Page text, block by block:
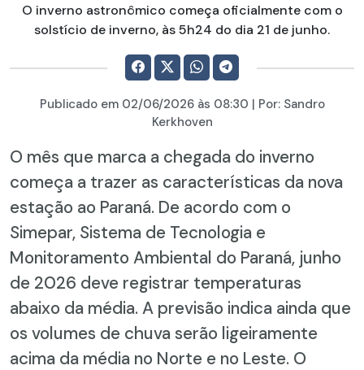
O inverno astronômico começa oficialmente com o
solstício de inverno, às 5h24 do dia 21 de junho.
Publicado em 02/06/2026às 08:30 | Por: Sandro
Kerkhoven
O mês que marca a chegada do inverno
começa a trazer as características da nova
estação ao Paraná. De acordo com o
Simepar, Sistema de Tecnologia e
Monitoramento Ambiental do Paraná, junho
de 2026 deve registrar temperaturas
abaixo da média. A previsão indica ainda que
os volumes de chuva serão ligeiramente
acima da média no Norte e no Leste. O